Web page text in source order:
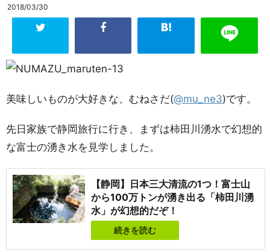
2018/03/30
美味しいものが大好きな、むねさだ(@mu_ne3)です。
先日家族で静岡旅行に行き、まずは柿田川湧水で幻想的
な富士の湧き水を見学しました。
【静岡】日本三大清流の1つ！富士山
から100万トンが湧き出る「柿田川湧
水」が幻想的だぞ！
続きを読む